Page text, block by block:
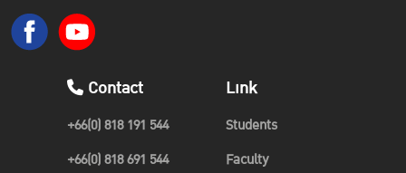
Contact
+66(0) 818 191 544
+66(0) 818 691 544
Link
Students
Faculty